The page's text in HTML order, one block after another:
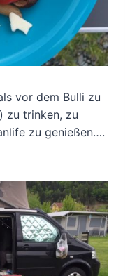
vor dem Bulli zu
zu trinken, zu
zu genießen….